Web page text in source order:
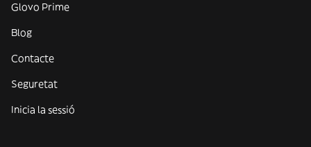
Glovo Prime
Blog
Contacte
Seguretat
Inicia la sessió